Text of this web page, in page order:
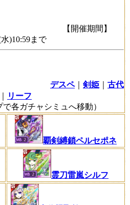
【開催期間】
水)10:59まで
デスペ｜ 剣姫
古代
リーフ
各ガチャシミュへ移動）
覇剣縛鎖ペルセポネ
霊刀雷嵐シルフ